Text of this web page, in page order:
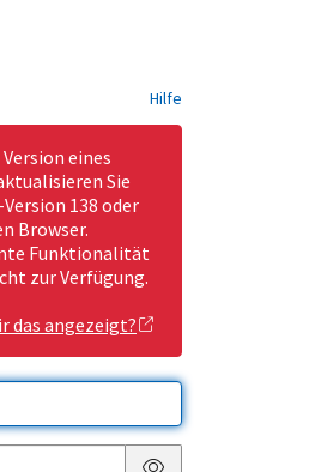
Hilfe
eines
Sie
138 oder
Browser.
Funktionalität
zur Verfügung.
das angezeigt?